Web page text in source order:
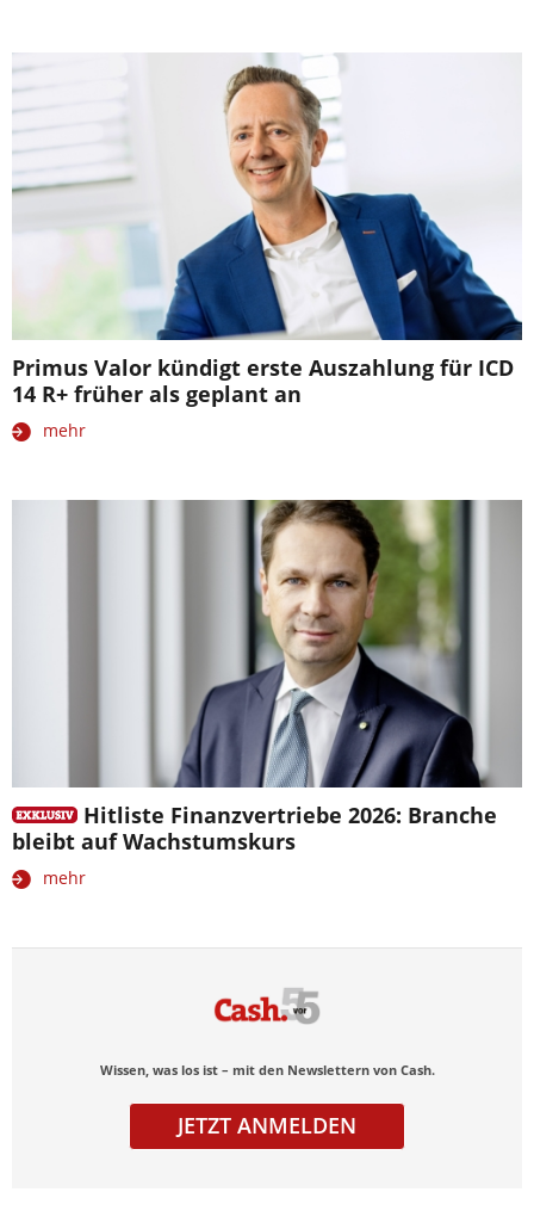
Primus Valor kündigt erste Auszahlung für ICD
14 R+ früher als geplant an
mehr
Hitliste Finanzvertriebe 2026: Branche
bleibt auf Wachstumskurs
mehr
Wissen, was los ist – mit den Newslettern von Cash.
JETZT ANMELDEN